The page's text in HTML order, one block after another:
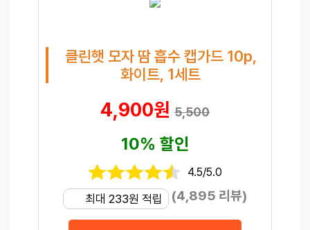
클린햇 모자 땀 흡수 캡가드 10p,
화이트, 1세트
4,900원 5,500
10% 할인
4.5/5.0
최대 233원 적립 (4,895 리뷰)